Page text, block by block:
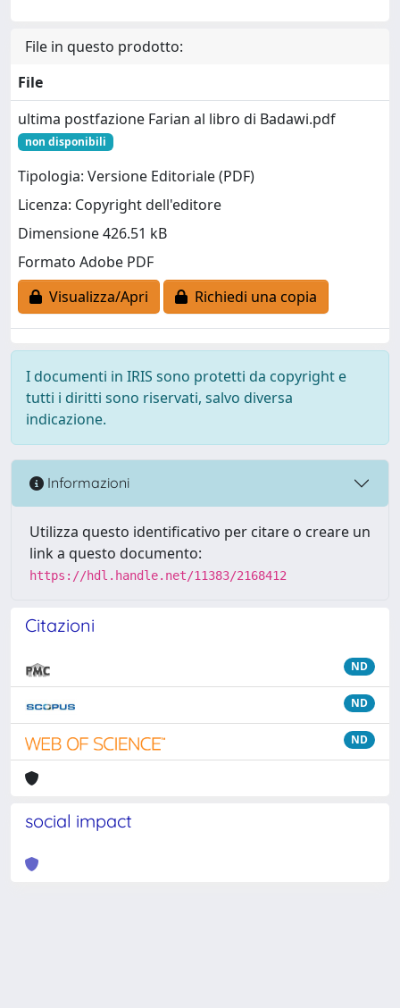
File in questo prodotto:
File
ultima postfazione Farian al libro di Badawi.pdf
non disponibili
Tipologia: Versione Editoriale (PDF)
Licenza: Copyright dell'editore
Dimensione 426.51 kB
Formato Adobe PDF
Visualizza/Apri
Richiedi una copia
I documenti in IRIS sono protetti da copyright e
tutti i diritti sono riservati, salvo diversa
indicazione.
Informazioni
Utilizza questo identificativo per citare o creare un
link a questo documento:
https://hdl.handle.net/11383/2168412
Citazioni
ND
ND
ND
social impact